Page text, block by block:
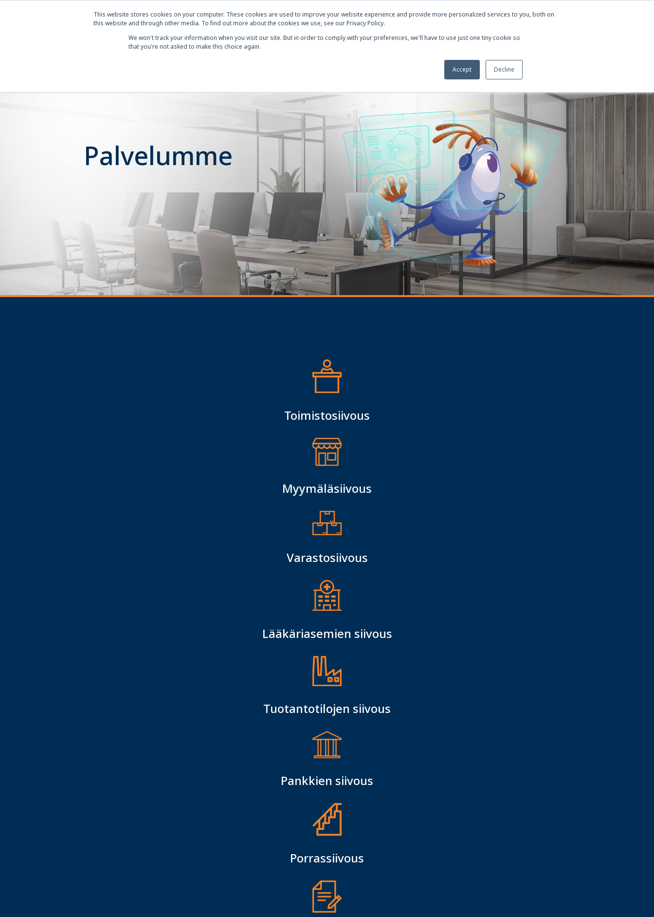
This website stores cookies on your computer. These cookies are used to improve your website experience and provide more personalized services to you, both on
this website and through other media. To find out more about the cookies we use, see our Privacy Policy.
We won't track your information when you visit our site. But in order to comply with your preferences, we'll have to use just one tiny cookie so
that you're not asked to make this choice again.
Accept Decline
Tutustu meihin Palvelumme
Palvelumme
Toimistosiivous
Myymäläsiivous
Varastosiivous
Lääkäriasemien siivous
Tuotantotilojen siivous
Pankkien siivous
Porrassiivous